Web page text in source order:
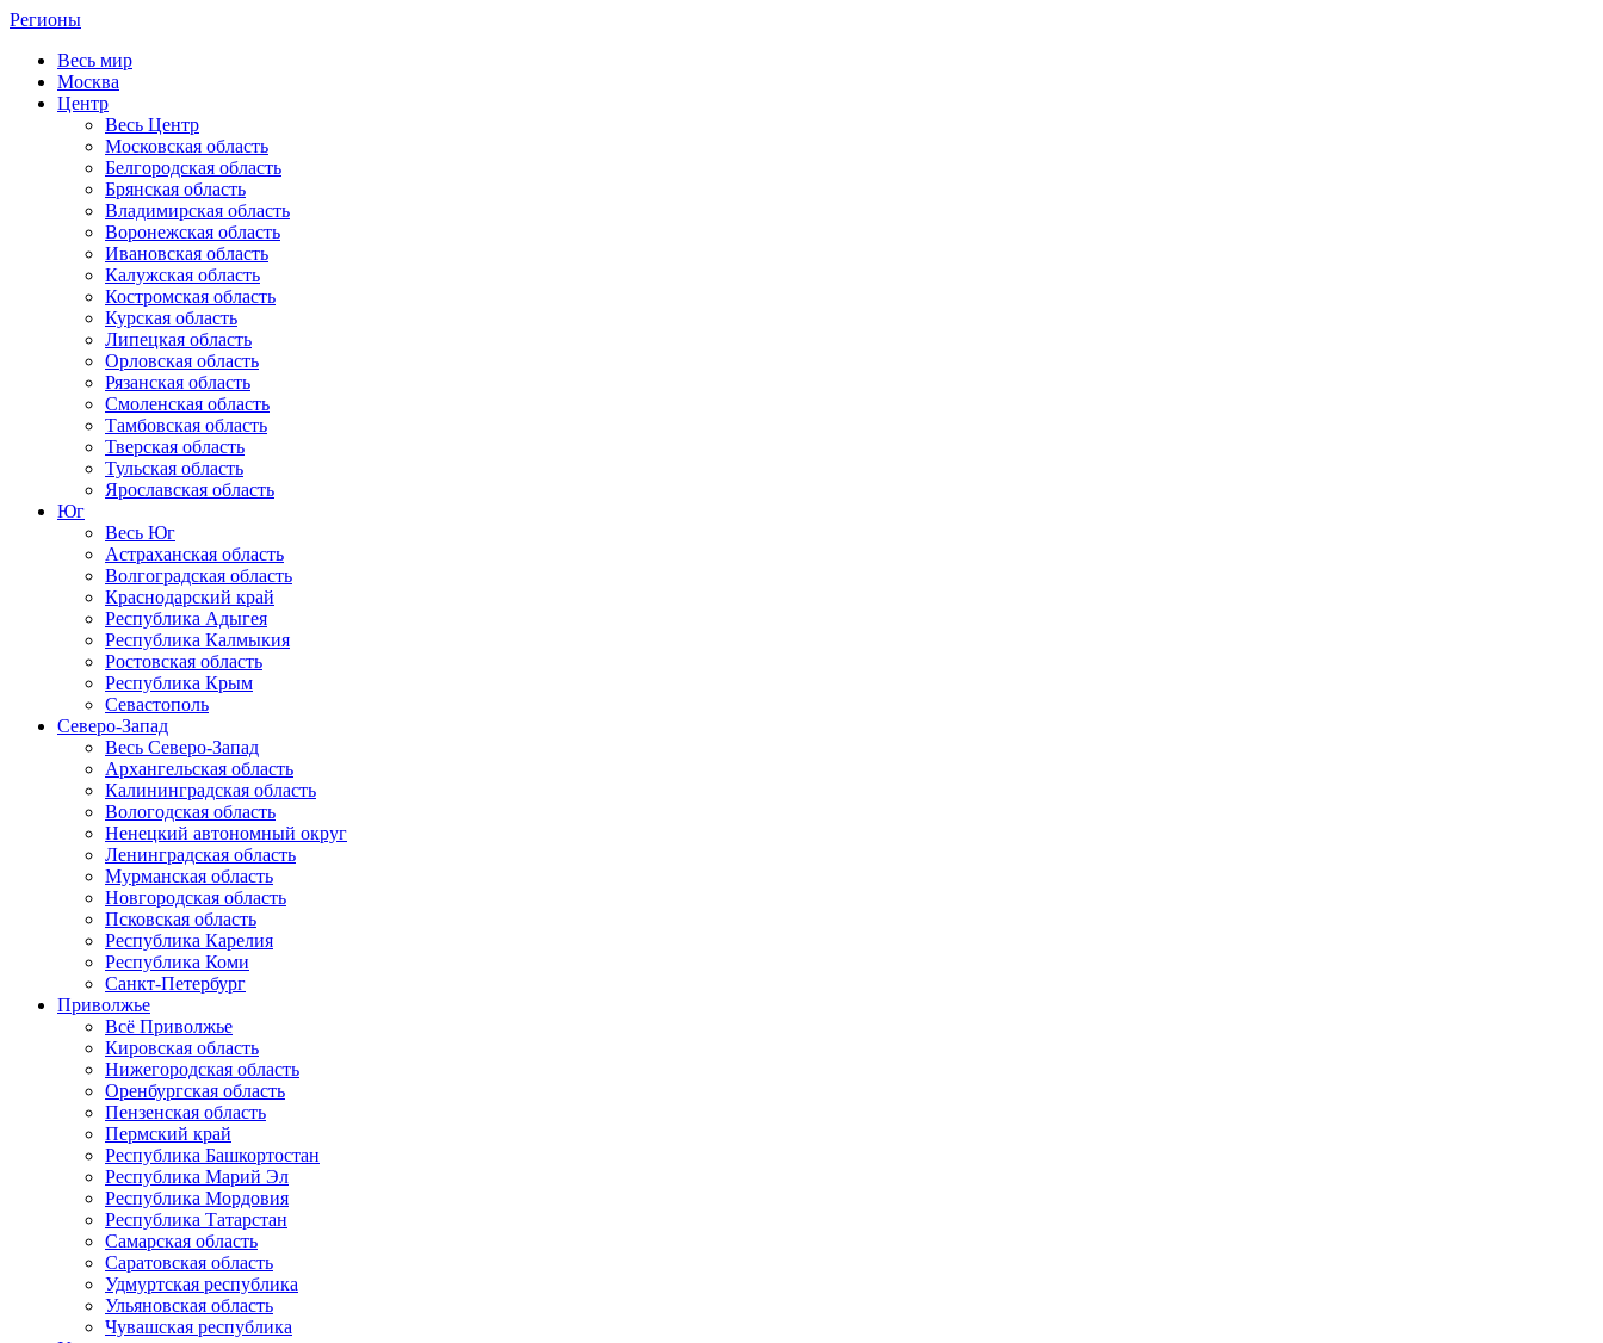
Регионы
Весь мир
Москва
Центр
Весь Центр
Московская область
Белгородская область
Брянская область
Владимирская область
Воронежская область
Ивановская область
Калужская область
Костромская область
Курская область
Липецкая область
Орловская область
Рязанская область
Смоленская область
Тамбовская область
Тверская область
Тульская область
Ярославская область
Юг
Весь Юг
Астраханская область
Волгоградская область
Краснодарский край
Республика Адыгея
Республика Калмыкия
Ростовская область
Республика Крым
Севастополь
Северо-Запад
Весь Северо-Запад
Архангельская область
Калининградская область
Вологодская область
Ненецкий автономный округ
Ленинградская область
Мурманская область
Новгородская область
Псковская область
Республика Карелия
Республика Коми
Санкт-Петербург
Приволжье
Всё Приволжье
Кировская область
Нижегородская область
Оренбургская область
Пензенская область
Пермский край
Республика Башкортостан
Республика Марий Эл
Республика Мордовия
Республика Татарстан
Самарская область
Саратовская область
Удмуртская республика
Ульяновская область
Чувашская республика